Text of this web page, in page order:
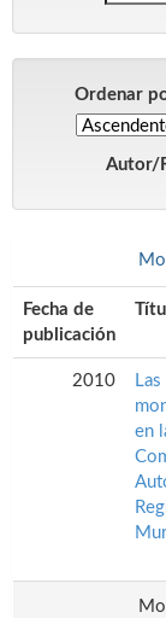
Ordenar
Autor/
Fecha de
publicación
2010
en